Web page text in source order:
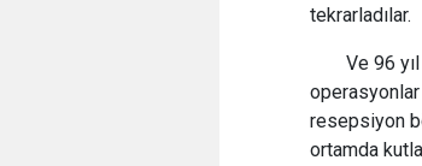
tekrarladılar.
Ve 96
resepsiyon
ortamda